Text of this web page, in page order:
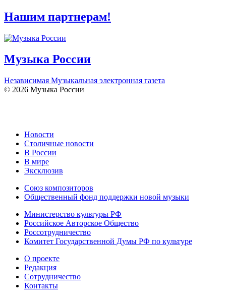
Нашим партнерам!
Музыка России
Независимая Музыкальная электронная газета
© 2026 Музыка России
Новости
Столичные новости
В России
В мире
Эксклюзив
Союз композиторов
Общественный фонд поддержки новой музыки
Министерство культуры РФ
Российское Авторское Общество
Россотрудничество
Комитет Государственной Думы РФ по культуре
О проекте
Редакция
Сотрудничество
Контакты